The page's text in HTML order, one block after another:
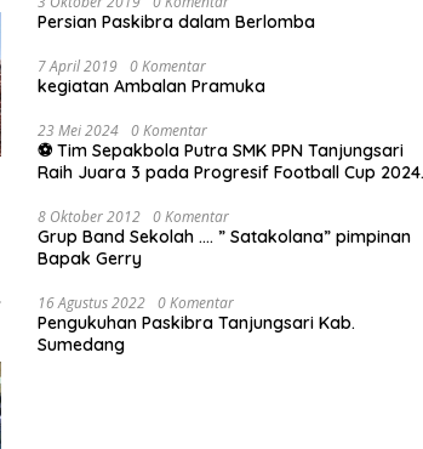
Persian Paskibra dalam Berlomba
7 April 2019 0 Komentar
kegiatan Ambalan Pramuka
23 Mei 2024 0 Komentar
⚽ Tim Sepakbola Putra SMK PPN Tanjungsari
Raih Juara 3 pada Progresif Football Cup 2024
8 Oktober 2012 0 Komentar
Grup Band Sekolah …. ” Satakolana” pimpinan
Bapak Gerry
16 Agustus 2022 0 Komentar
Pengukuhan Paskibra Tanjungsari Kab.
Sumedang